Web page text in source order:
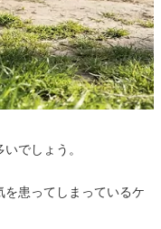
でしょう。
患ってしまっているケ